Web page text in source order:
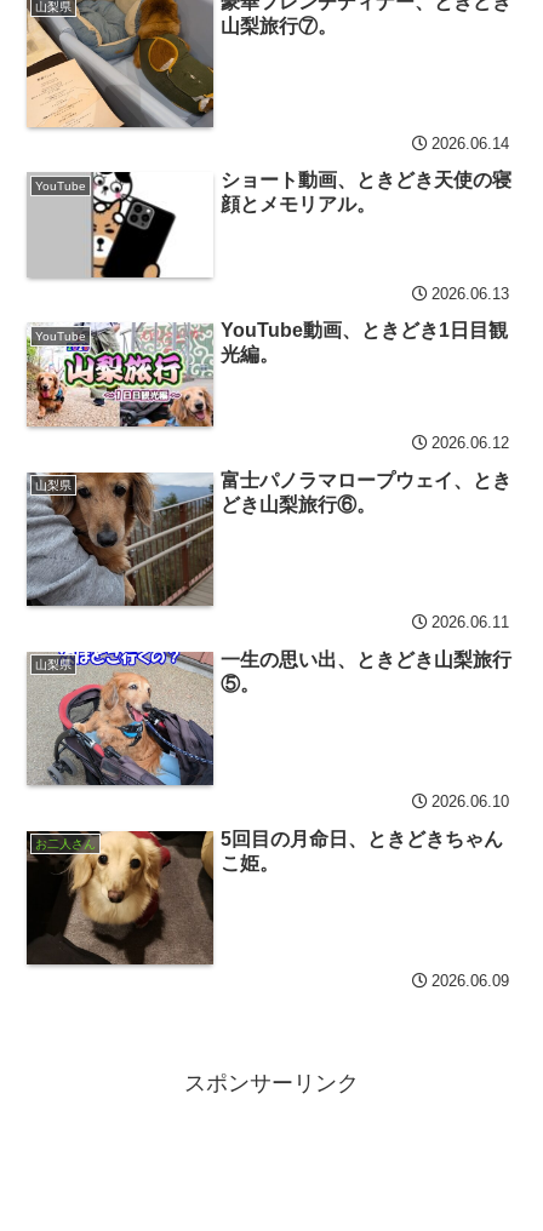
山梨県
山梨旅行⑦。
2026.06.14
YouTube
ショート動画、ときどき天使の寝
顔とメモリアル。
2026.06.13
YouTube
YouTube動画、ときどき1日目観
光編。
2026.06.12
山梨県
富士パノラマロープウェイ、とき
どき山梨旅行⑥。
2026.06.11
山梨県
一生の思い出、ときどき山梨旅行
⑤。
2026.06.10
お二人さん
5回目の月命日、ときどきちゃん
こ姫。
2026.06.09
スポンサーリンク